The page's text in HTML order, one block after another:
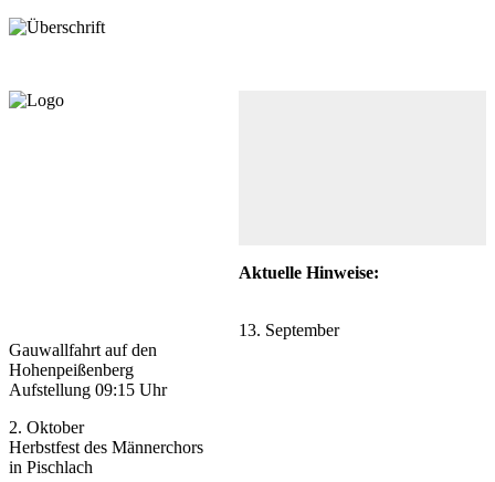
Aktuelle Hinweise:
13. September
Gauwallfahrt auf den
Hohenpeißenberg
Aufstellung 09:15 Uhr
2. Oktober
Herbstfest des Männerchors
in Pischlach